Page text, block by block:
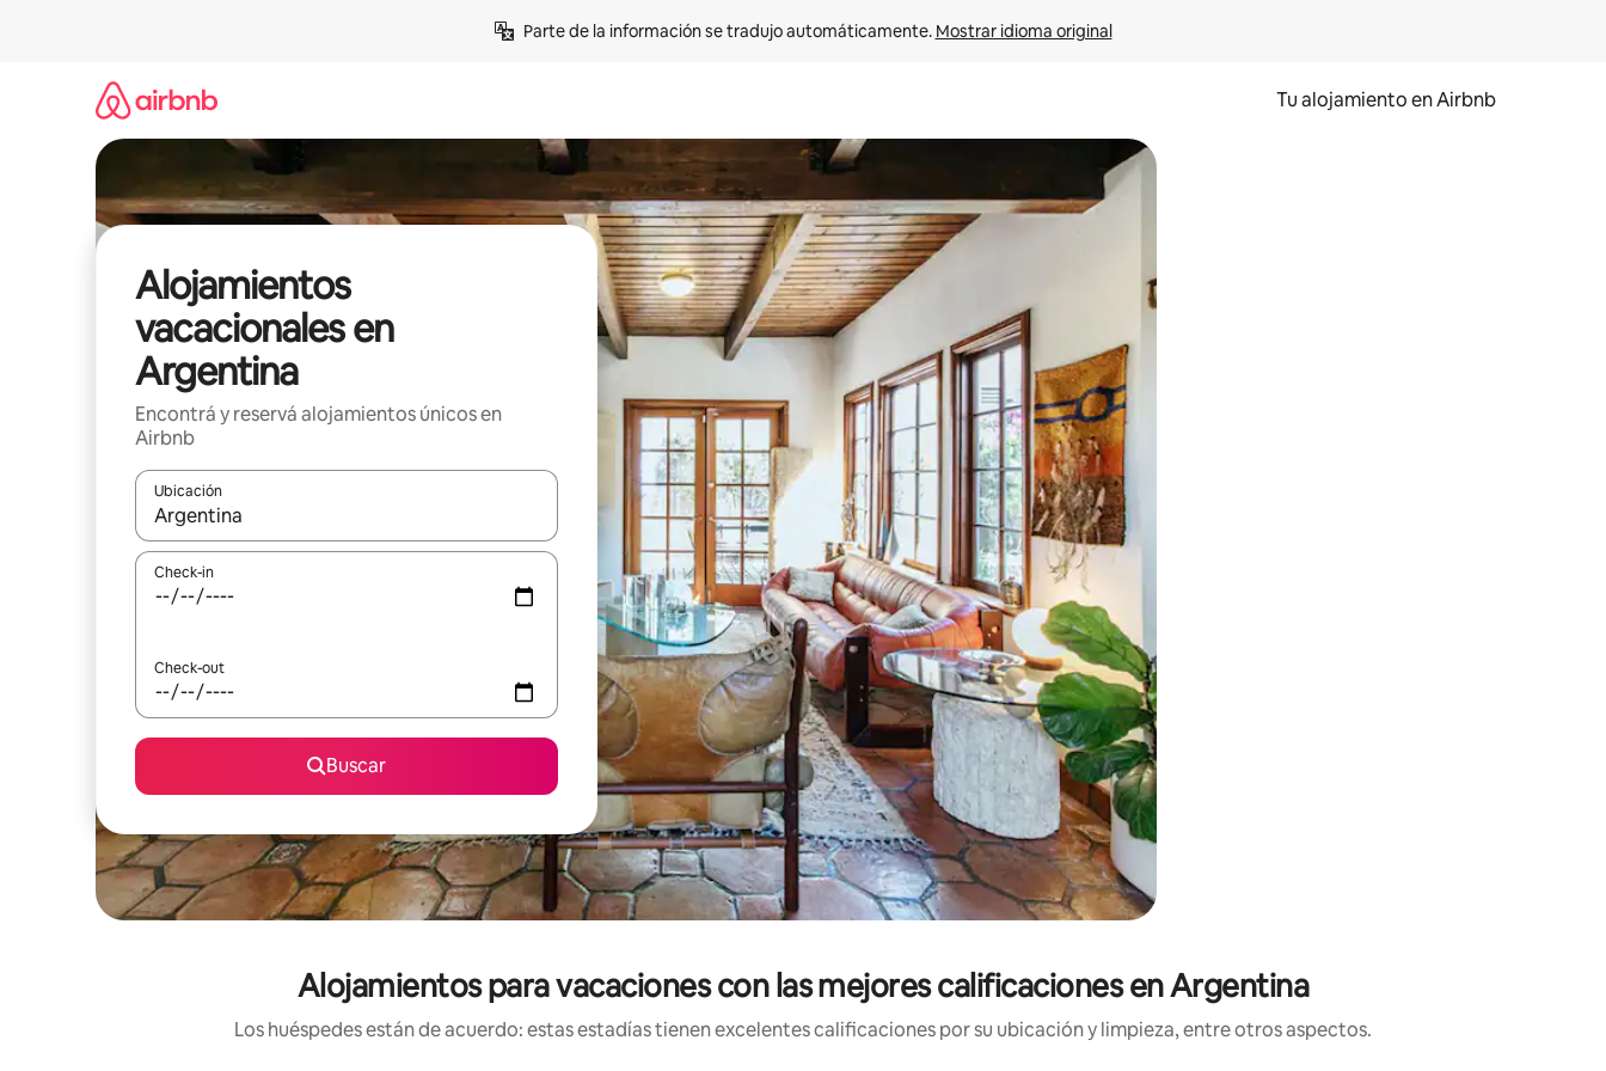
Parte de la información se tradujo automáticamente. Mostrar idioma original
Tu alojamiento en Airbnb
Alojamientos
vacacionales en
Argentina
Encontrá y reservá alojamientos únicos en
Airbnb
Ubicación
Cuando los resultados estén disponibles, navegá con las teclas de flecha hacia arriba y hacia abajo o explorá deslizando el dedo.
Check-in
Check-out
Buscar
Alojamientos para vacaciones con las mejores calificaciones en Argentina
Los huéspedes están de acuerdo: estas estadías tienen excelentes calificaciones por su ubicación y limpieza, entre otros aspectos.